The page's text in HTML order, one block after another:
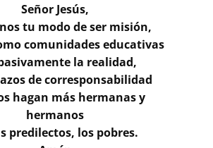
Señor Jesús,
tu modo de ser misión,
comunidades educativas
la realidad,
de corresponsabilidad
hagan más hermanas y
hermanos
predilectos, los pobres.